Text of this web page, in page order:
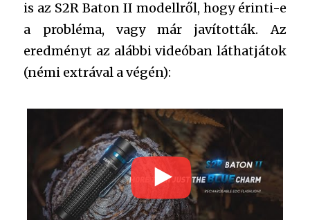
is az S2R Baton II modellről, hogy érinti-e
a probléma, vagy már javították. Az
eredményt az alábbi videóban láthatjátok
(némi extrával a végén):